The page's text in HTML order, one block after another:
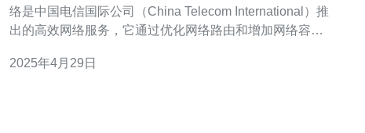
络是中国电信国际公司（China Telecom International）推
出的高效网络服务，它通过优化网络路由和增加网络容
广泛应用于云计算、视频流媒体、在线游戏等对网络质量
2025年4月29日